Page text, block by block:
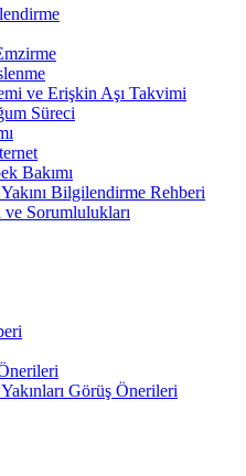
ve Erişkin Aşı Takvimi
Süreci
Bakımı
Bilgilendirme Rehberi
ve Sorumlulukları
Görüş Önerileri